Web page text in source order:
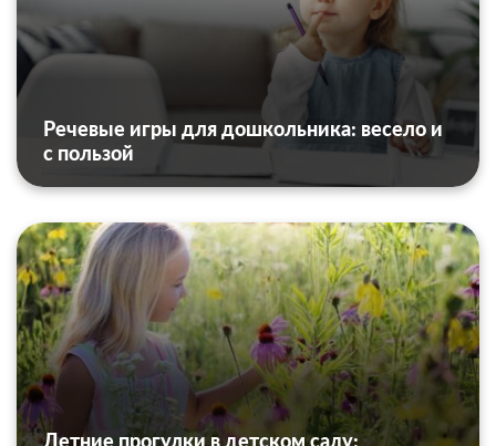
Речевые игры для дошкольника: весело и
с пользой
Летние прогулки в детском саду: